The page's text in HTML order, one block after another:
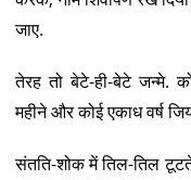
जाए.
तेरह तो बेटे-ही-बेटे जन्मे.
महीने और कोई एकाध वर्ष
संतति-शोक में तिल-तिल